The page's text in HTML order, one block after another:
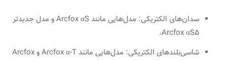
سدان‌های الکتریکی: مدل‌هایی مانند Arcfox αS و مدل جدیدتر
Arcfox αS5.
شاسی‌بلندهای الکتریکی: مدل‌هایی مانند Arcfox α-T و Arcfox